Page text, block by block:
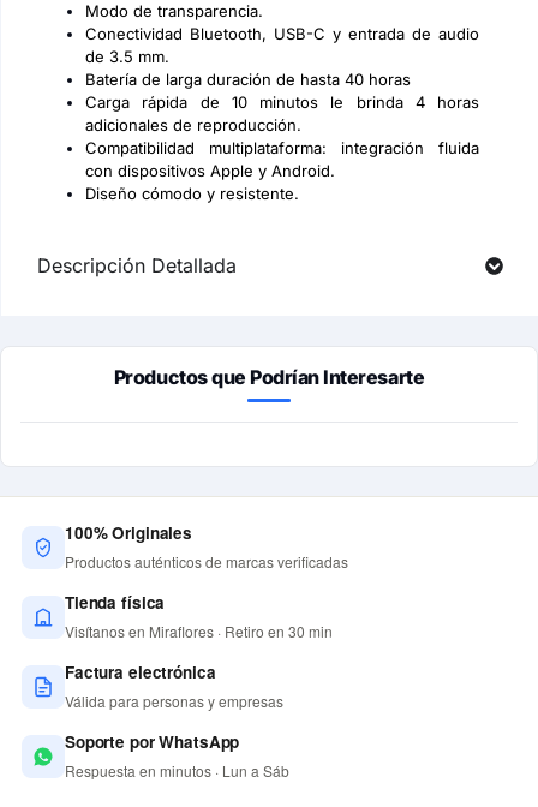
Modo de transparencia.
Conectividad Bluetooth, USB-C y entrada de audio
de 3.5 mm.
Batería de larga duración de hasta 40 horas
Carga rápida de 10 minutos le brinda 4 horas
adicionales de reproducción.
Compatibilidad multiplataforma: integración fluida
con dispositivos Apple y Android.
Diseño cómodo y resistente.
Descripción Detallada
Productos que Podrían Interesarte
100% Originales
Productos auténticos de marcas verificadas
Tienda física
Visítanos en Miraflores · Retiro en 30 min
Factura electrónica
Válida para personas y empresas
Soporte por WhatsApp
Respuesta en minutos · Lun a Sáb